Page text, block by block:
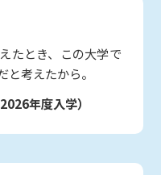
たとき、この大学で
考えたから。
2026年度入学）